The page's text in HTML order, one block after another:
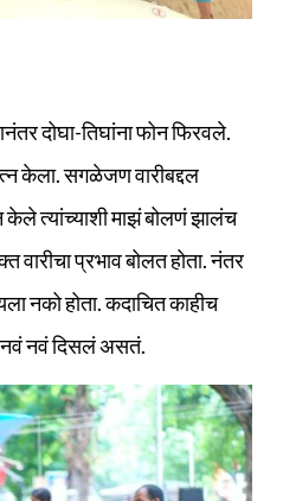
दोघा-तिघांना फोन फिरवले.
केला. सगळेजण वारीबद्दल
केले त्यांच्याशी माझं बोलणं झालंच
वारीचा प्रभाव बोलत होता. नंतर
नको होता. कदाचित काहीच
नवं नवं दिसलं असतं.